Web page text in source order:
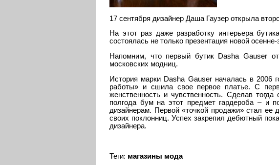
17 сентября дизайнер Даша Гаузер открыла
На этот раз даже разработку интерьера
состоялась не только презентация новой
Напомним, что первый бутик Dasha Gauser
московских модниц.
История марки Dasha Gauser началась в 2006
работы» и сшила свое первое платье. С
женственность и чувственность. Сделав
полгода бум на этот предмет гардероба – и
дизайнерам. Первой «точкой продажи» стал
своих поклонниц. Успех закрепил дебютный
дизайнера.
Теги: магазины мода